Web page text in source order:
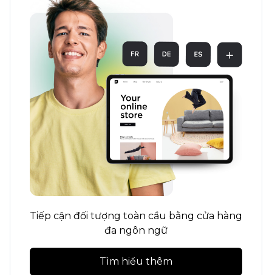
Tiếp cận đối tượng toàn cầu bằng cửa hàng
đa ngôn ngữ
Tìm hiểu thêm